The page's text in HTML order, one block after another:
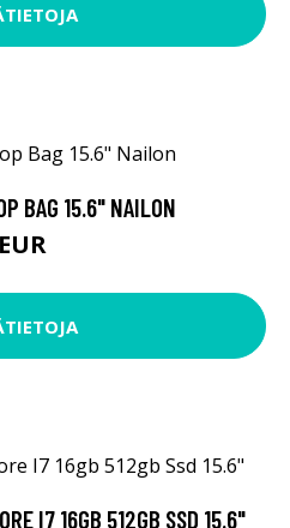
BAG 15.6" NAILON
I7 16GB 512GB SSD 15.6"